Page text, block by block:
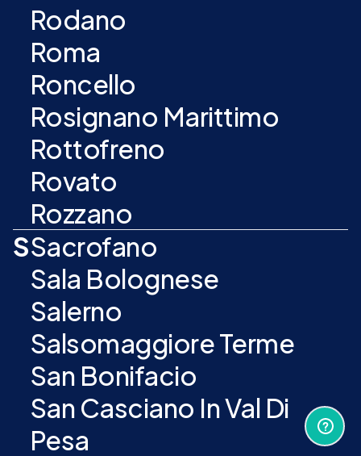
Rodano
Roma
Roncello
Rosignano Marittimo
Rottofreno
Rovato
Rozzano
SSacrofano
Sala Bolognese
Salerno
Salsomaggiore Terme
San Bonifacio
San Casciano In Val Di
Pesa